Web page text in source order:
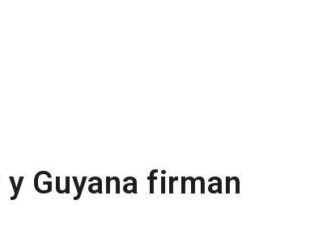
Guyana firman